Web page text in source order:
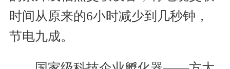
时间从原来的6小时减少到几秒钟，
节电九成。